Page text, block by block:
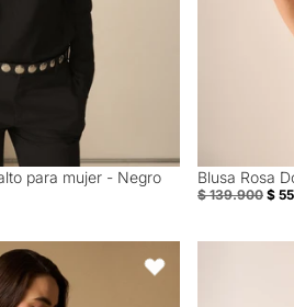
para mujer - Negro 60% Off
Blusa Rosa
$ 139.900 $
- Azul
Favoritos
Pantalón